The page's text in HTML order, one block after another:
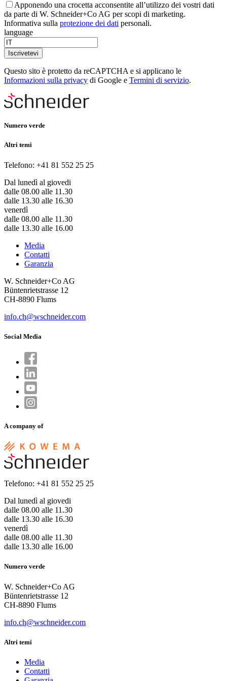
Apponendo una crocetta acconsentite all’utilizzo dei vostri dati
da parte di W. Schneider+Co AG per scopi di marketing.
Informativa sulla protezione dei dati personali.
language
Iscrivetevi
Questo sito è protetto da reCAPTCHA e si applicano le
Informazioni sulla privacy di Google e Termini di servizio.
Numero verde
Altri temi
Telefono: +41 81 552 25 25
Dal lunedì al giovedi
dalle 08.00 alle 11.30
dalle 13.30 alle 16.30
venerdì
dalle 08.00 alle 11.30
dalle 13.30 alle 16.00
Media
Contatti
Garanzia
W. Schneider+Co AG
Büntenrietstrasse 12
CH-8890 Flums
info.ch@wschneider.com
Social Media
A company of
Telefono: +41 81 552 25 25
Dal lunedì al giovedi
dalle 08.00 alle 11.30
dalle 13.30 alle 16.30
venerdì
dalle 08.00 alle 11.30
dalle 13.30 alle 16.00
Numero verde
W. Schneider+Co AG
Büntenrietstrasse 12
CH-8890 Flums
info.ch@wschneider.com
Altri temi
Media
Contatti